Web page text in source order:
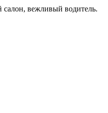
вежливый водитель.